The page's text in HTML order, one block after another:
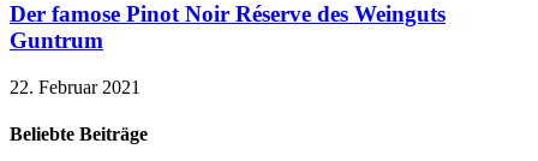
Der famose Pinot Noir Réserve des Weinguts
Guntrum
22. Februar 2021
Beliebte Beiträge